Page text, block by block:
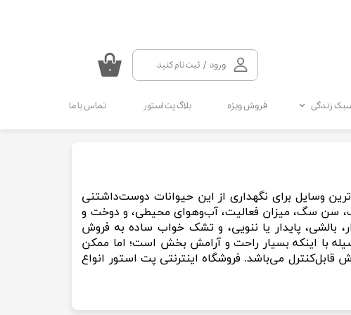
ورود / ثبت نام کنید
حساب کاربری من
تغییر گذر واژه
۰
انواع قطره گربه
انواع اسپری سگ
کرم دست و پای سگ
زندگی فروش ویژه بلاگ پت استور تماس با ما
وسایل برای نگهداری از این حیوانات دوست‌داشتنی
سگ، میزان فعالیت، آب‌وهوای محیطی، و دوخت و
پایدار یا ننویی، و تشک خواب ساده به فروش
اینکه بسیار راحت و آرامش بخش است؛ اما ممکن
قابل‌کنترل می‌باشد. فروشگاه اینترنتی پت استور انواع